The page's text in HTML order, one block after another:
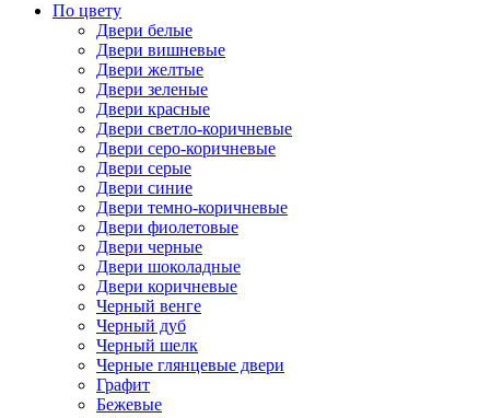
По цвету
Двери белые
Двери вишневые
Двери желтые
Двери зеленые
Двери красные
Двери светло-коричневые
Двери серо-коричневые
Двери серые
Двери синие
Двери темно-коричневые
Двери фиолетовые
Двери черные
Двери шоколадные
Двери коричневые
Черный венге
Черный дуб
Черный шелк
Черные глянцевые двери
Графит
Бежевые